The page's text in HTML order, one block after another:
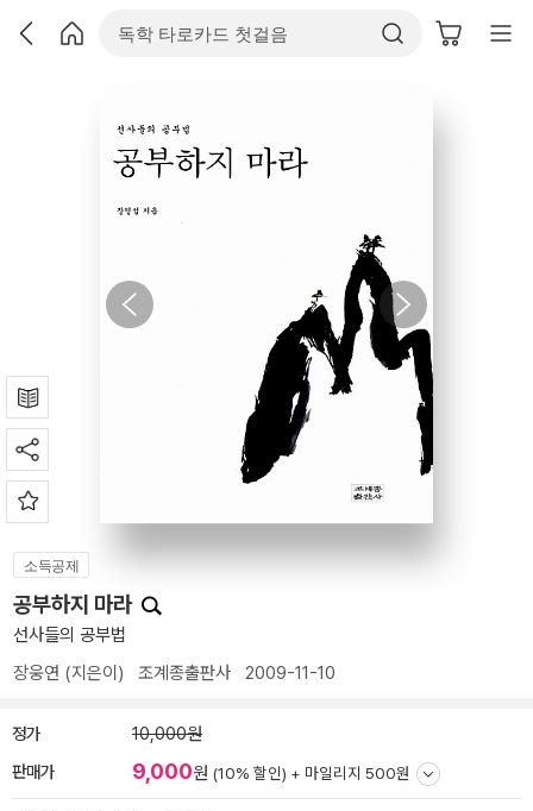
소득공제
공부하지 마라
선사들의 공부법
장웅연 (지은이) 조계종출판사 2009-11-10
정가 10,000원
판매가 9,000원 (10% 할인) + 마일리지 500원